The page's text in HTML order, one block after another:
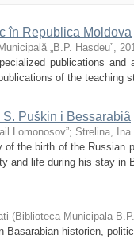
în Republica Moldova
„B.P. Hasdeu”,
publications and
of the teaching
Puškin i Bessarabiâ
Lomonosov”; Strelina, Ina
the birth of the Russian
and life during his stay in
(Biblioteca Municipala
Basarabian historien,